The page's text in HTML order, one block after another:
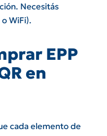
Necesitás
WiFi).
EPP
en
cada elemento de